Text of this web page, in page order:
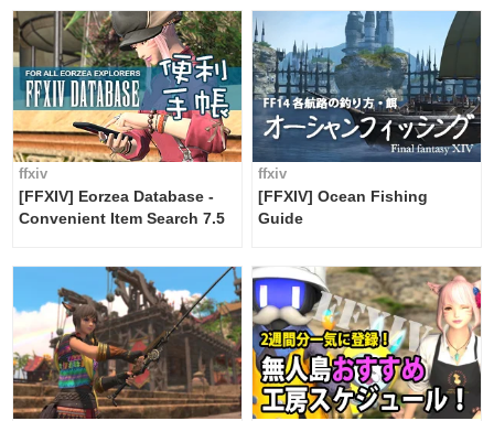
ffxiv
[FFXIV] Eorzea Database -
Convenient Item Search 7.5
ffxiv
[FFXIV] Ocean Fishing
Guide